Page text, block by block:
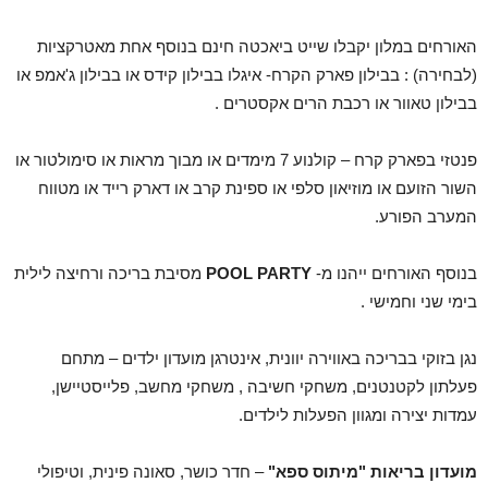
האורחים במלון יקבלו שייט ביאכטה חינם בנוסף אחת מאטרקציות
(לבחירה) : בבילון פארק הקרח- איגלו בבילון קידס או בבילון ג'אמפ או
בבילון טאוור או רכבת הרים אקסטרים .
פנטזי בפארק קרח – קולנוע 7 מימדים או מבוך מראות או סימולטור או
השור הזועם או מוזיאון סלפי או ספינת קרב או דארק רייד או מטווח
המערב הפורע.
בנוסף האורחים ייהנו מ-
מסיבת בריכה ורחיצה לילית
בימי שני וחמישי .
נגן בזוקי בבריכה באווירה יוונית, אינטרגן מועדון ילדים – מתחם
פעלתון לקטנטנים, משחקי חשיבה , משחקי מחשב, פלייסטיישן,
עמדות יצירה ומגוון הפעלות לילדים.
מועדון בריאות "מיתוס ספא" – חדר כושר, סאונה פינית, וטיפולי